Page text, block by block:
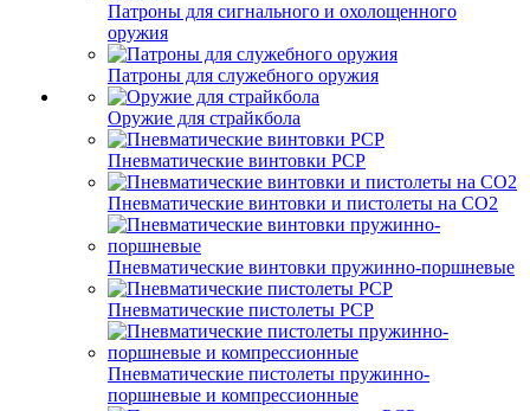
Патроны для сигнального и охолощенного
оружия
Патроны для служебного оружия
Оружие для страйкбола
Пневматические винтовки PCP
Пневматические винтовки и пистолеты на CO2
Пневматические винтовки пружинно-поршневые
Пневматические пистолеты PCP
Пневматические пистолеты пружинно-
поршневые и компрессионные